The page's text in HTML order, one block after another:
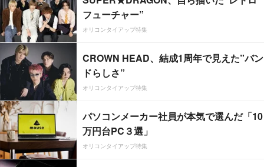
フューチャー”
オリコンタイアップ特集
CROWN HEAD、結成1周年で見えた”バン
ドらしさ”
オリコンタイアップ特集
パソコンメーカー社員が本気で選んだ「10
万円台PC３選」
オリコンタイアップ特集